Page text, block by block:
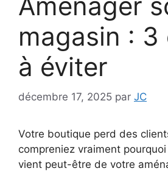
magasin : 3
à éviter
décembre 17, 2025 par JC
Votre boutique perd des
compreniez vraiment
vient peut-être de votre